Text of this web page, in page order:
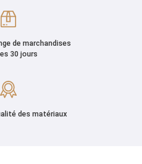
de marchandises
30 jours
des matériaux